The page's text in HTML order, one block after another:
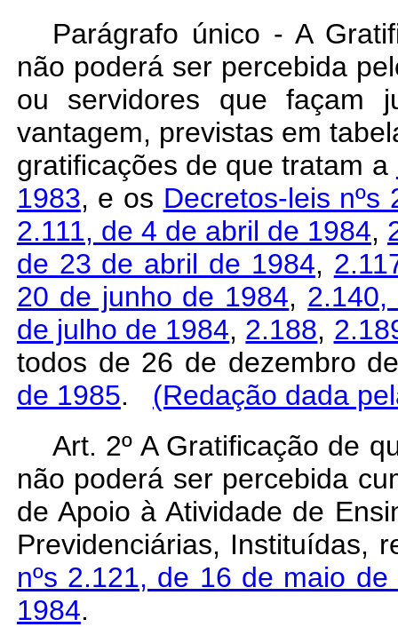
Parágrafo único - A
não poderá ser percebida
ou servidores que façam
vantagem, previstas em
gratificações de que tratam a
1983, e os Decretos-leis
2.111, de 4 de abril de 1984,
de 23 de abril de 1984,
20 de junho de 1984,
de julho de 1984, 2.188,
todos de 26 de dezembro
de 1985. (Redação dada
Art. 2º A Gratificação de
não poderá ser percebida
de Apoio à Atividade de
Previdenciárias, Instituídas,
nºs 2.121, de 16 de maio de
1984.